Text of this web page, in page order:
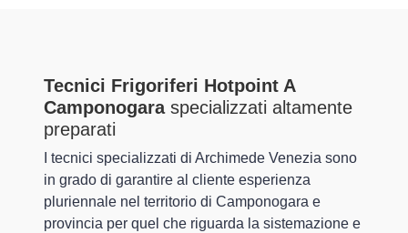
Tecnici Frigoriferi Hotpoint A
Camponogaraspecializzati altamente
preparati
I tecnici specializzati di Archimede Venezia sono
in grado di garantire al cliente esperienza
pluriennale nel territorio di Camponogara e
provincia per quel che riguarda la sistemazione e